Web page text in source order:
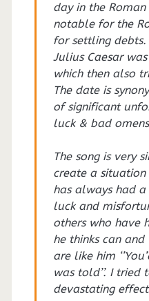
day in the
notable for the
for settling
Julius Caesar
which then also
The date is
of significant
luck & bad omens
The song is very
create a
has always had
luck and
others who have
he thinks can
are like him
was told’’. I tried
devastating